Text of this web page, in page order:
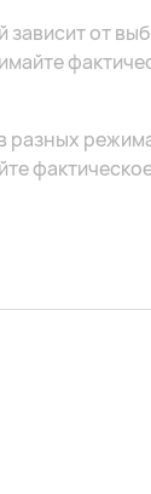
зависит от
разных